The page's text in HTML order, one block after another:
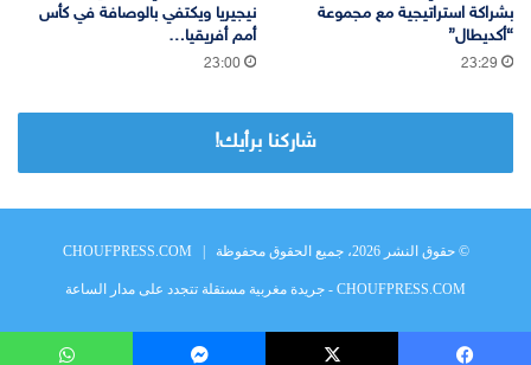
بشراكة استراتيجية مع مجموعة
“أكديطال”
23:29
نيجيريا ويكتفي بالوصافة في كأس
أمم أفريقيا…
23:00
شاركنا برأيك!
© حقوق النشر 2026، جميع الحقوق محفوظة | CHOUFPRESS.COM
CHOUFPRESS.COM - جريدة مغربية مستقلة تتجدد على مدار الساعة